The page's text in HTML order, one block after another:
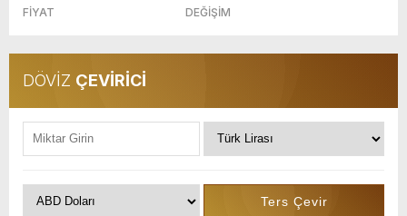
FİYAT DEĞİŞİM
DÖVİZ ÇEVİRİCİ